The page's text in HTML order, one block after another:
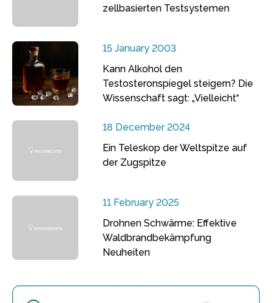
zellbasierten Testsystemen
15 January 2003
Kann Alkohol den
Testosteronspiegel steigern? Die
Wissenschaft sagt: „Vielleicht“
18 December 2024
Ein Teleskop der Weltspitze auf
der Zugspitze
11 February 2025
Drohnen Schwärme: Effektive
Waldbrandbekämpfung
Neuheiten